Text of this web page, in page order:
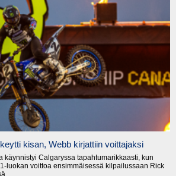
kisan, Webb kirjattiin voittajaksi
käynnistyi Calgaryssa tapahtumarikkaasti, kun
luokan voittoa ensimmäisessä kilpailussaan Rick